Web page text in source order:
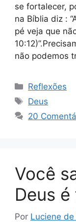
se fortalecer,
na Bíblia diz :
pé veja que
não podemos
Categorias
Reflexões
Tags
Deus
20
Você
Deus é
Por Luciene de